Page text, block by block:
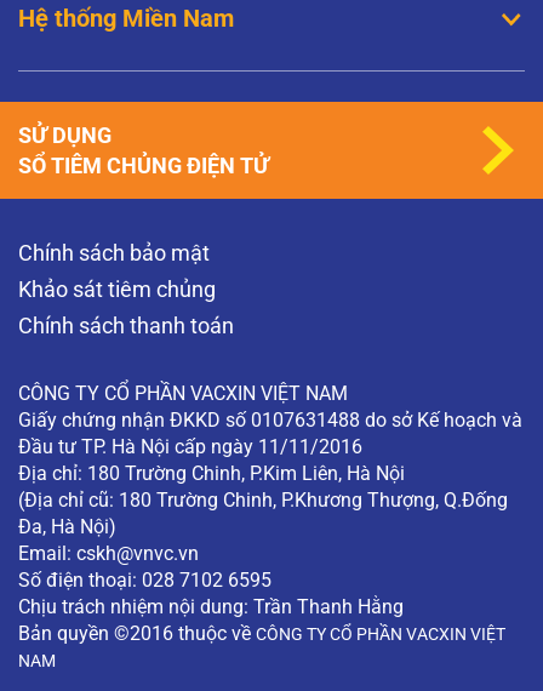
Hệ thống Miền Nam
Chính sách bảo mật
Khảo sát tiêm chủng
Chính sách thanh toán
CÔNG TY CỔ PHẦN VACXIN VIỆT NAM
Giấy chứng nhận ĐKKD số 0107631488 do sở Kế hoạch và
Đầu tư TP. Hà Nội cấp ngày 11/11/2016
Địa chỉ: 180 Trường Chinh, P.Kim Liên, Hà Nội
(Địa chỉ cũ: 180 Trường Chinh, P.Khương Thượng, Q.Đống
Đa, Hà Nội)
Email: cskh@vnvc.vn
Số điện thoại: 028 7102 6595
Chịu trách nhiệm nội dung: Trần Thanh Hằng
Bản quyền ©2016 thuộc về CÔNG TY CỔ PHẦN VACXIN VIỆT
NAM
SỬ DỤNG
SỔ TIÊM CHỦNG ĐIỆN TỬ